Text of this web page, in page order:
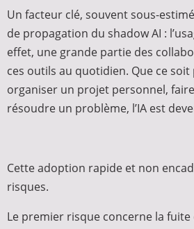
Un facteur clé, souvent sous-
de propagation du shadow AI :
effet, une grande partie des
ces outils au quotidien. Que ce
organiser un projet personnel,
résoudre un problème, l’IA est
Cette adoption rapide et non
risques.
Le premier risque concerne la fuite